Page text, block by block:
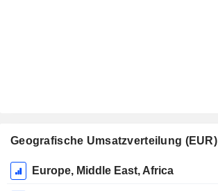
Geografische Umsatzverteilung (EUR)
Ende d.
Geschäftsjahres:
Europe, Middle East, Africa